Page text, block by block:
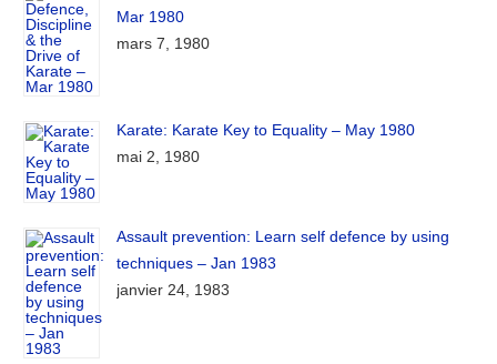
Mar 1980
mars 7, 1980
Karate: Karate Key to Equality – May 1980
mai 2, 1980
Assault prevention: Learn self defence by using
techniques – Jan 1983
janvier 24, 1983